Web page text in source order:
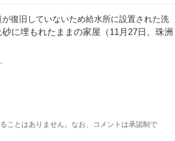
復旧していないため給水所に設置された洗
に埋もれたままの家屋（11月27日、珠洲
ことはありません。なお、コメントは承認制で